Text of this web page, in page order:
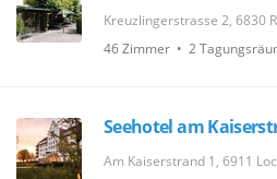
Kreuzlingerstrasse 2, 6830
46 Zimmer • 2
Seehotel am
Am Kaiserstrand 1, 6911